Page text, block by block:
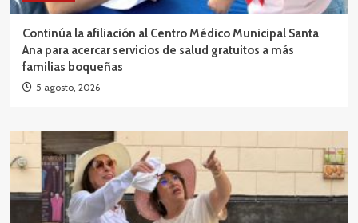
Continúa la afiliación al Centro Médico Municipal Santa
Ana para acercar servicios de salud gratuitos a más
familias boqueñas
5 agosto, 2026